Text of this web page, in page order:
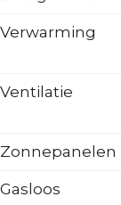
Verwarming
Ventilatie
Zonnepanelen
Gasloos